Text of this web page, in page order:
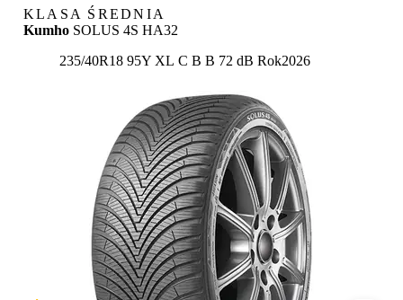
KLASA ŚREDNIA
Kumho SOLUS 4S HA32
235/40R18 95Y XL Etykieta:
C B B 72 dB Rok2026